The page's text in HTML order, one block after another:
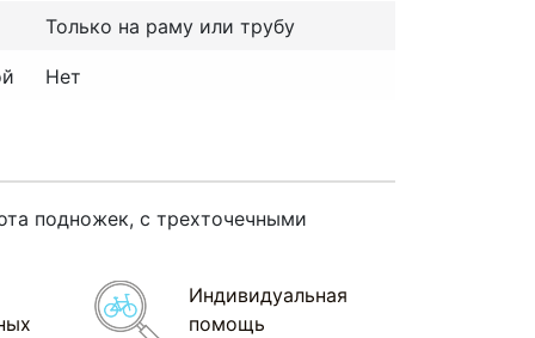
Только на раму или трубу
Нет
подножек, с трехточечными
Индивидуальная
помощь